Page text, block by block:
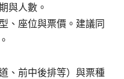
與人數。
、座位與票價。建議同
、前中後排等）與票種